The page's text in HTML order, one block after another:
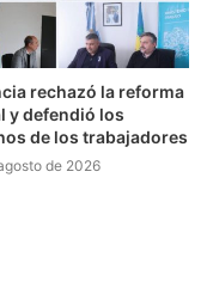
rechazó la reforma
y defendió los
de los trabajadores
de 2026